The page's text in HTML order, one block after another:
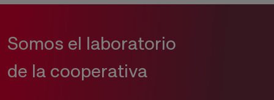
Somos el laboratorio
de la cooperativa